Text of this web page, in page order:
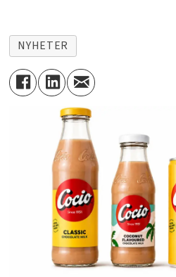
NYHETER